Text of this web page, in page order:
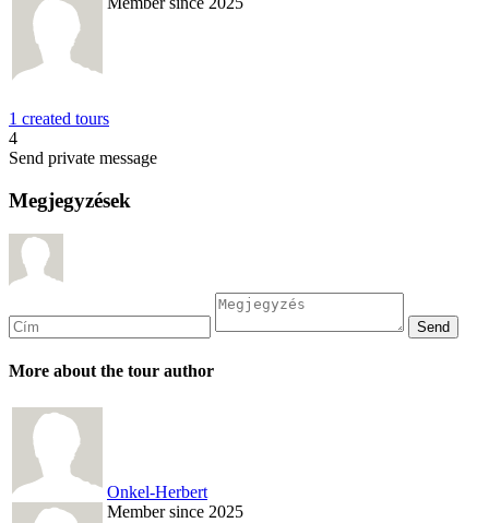
1 created tours
4
Send private message
Megjegyzések
More about the tour author
Onkel-Herbert
Member since 2025